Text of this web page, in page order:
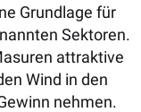
Grundlage für
Sektoren.
attraktive
Wind in den
nehmen.